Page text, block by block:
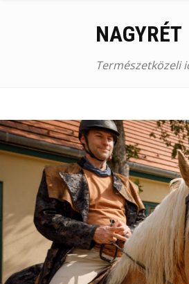
NAGYRÉT
Természetközeli